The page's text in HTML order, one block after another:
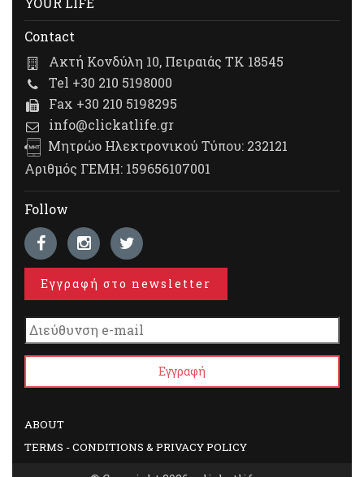
Contact
Ακτή Κονδύλη 10, Πειραιάς ΤΚ 18545
Tel +30 210 5198000
Fax +30 210 5198295
info@clickatlife.gr
Μητρώο Ηλεκτρονικού Τύπου: 232121
Αριθμός ΓΕΜΗ: 159656107001
Follow
Εγγραφή στο newsletter
ABOUT
TERMS - CONDITIONS & PRIVACY POLICY